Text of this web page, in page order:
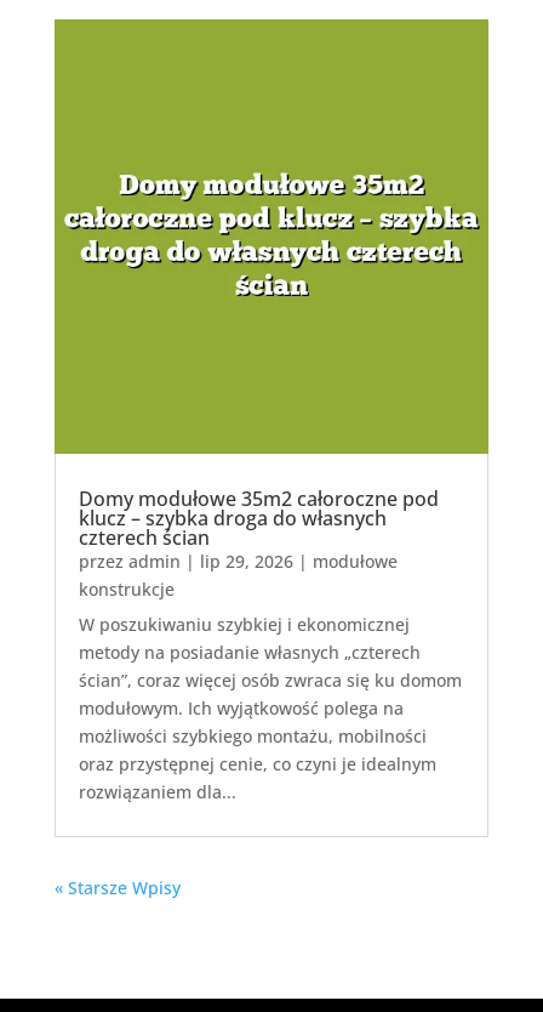
Domy modułowe 35m2 całoroczne pod
klucz – szybka droga do własnych
czterech ścian
przez admin | lip 29, 2026| modułowe
konstrukcje
W poszukiwaniu szybkiej i ekonomicznej
metody na posiadanie własnych „czterech
ścian”, coraz więcej osób zwraca się ku domom
modułowym. Ich wyjątkowość polega na
możliwości szybkiego montażu, mobilności
oraz przystępnej cenie, co czyni je idealnym
rozwiązaniem dla...
« Starsze Wpisy